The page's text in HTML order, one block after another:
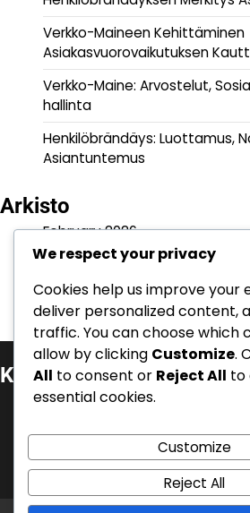
Verkko-Maineen Kehittäminen
Asiakasvuorovaikutuksen
Verkko-Maine: Arvostelut,
hallinta
Henkilöbrändäys: Luottamus,
Asiantuntemus
Arkisto
February 2026
January 2026
Kategoriat
Henkilöbrändäys ja autoriteetti
Liiketoiminnan uskottavuus
Verkko- ja maineenhallinta
We respect your privacy
Cookies help us improve your
deliver personalized content,
traffic. You can choose which
allow by clicking Customize.
All to consent or Reject All to
essential cookies.
Customize
Reject All